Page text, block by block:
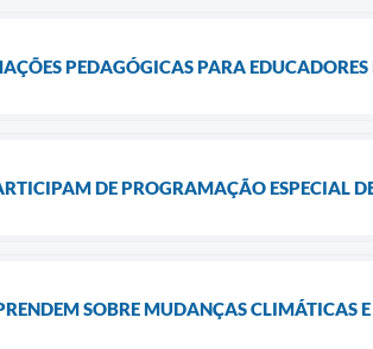
PEDAGÓGICAS PARA
DE PROGRAMAÇÃO ESPECIAL
SOBRE MUDANÇAS CLIMÁTICAS